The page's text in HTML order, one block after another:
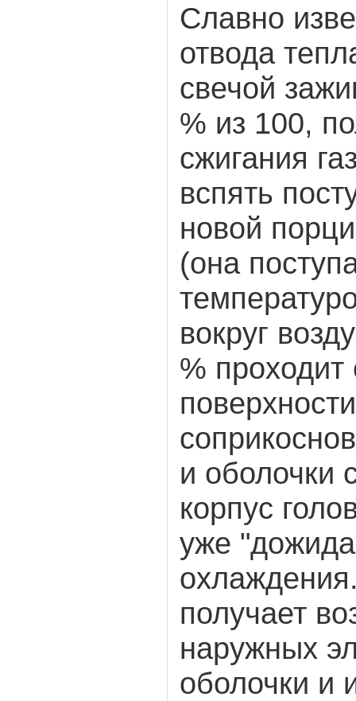
Славно
отвода
свечой
% из 100,
сжигания
вспять
новой
(она
вокруг
% проходит
поверхности
и оболочки
корпус
уже
получает
наружных
оболочки и